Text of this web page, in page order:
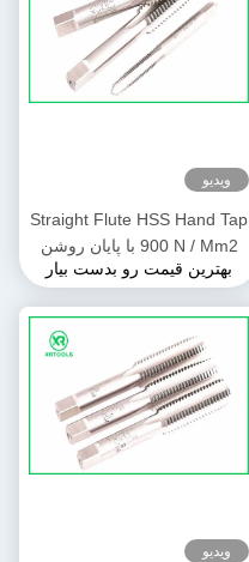
ویدیو
Straight Flute HSS Hand Tap
900 N / Mm2 با پایان روشن
بهترین قیمت رو بدست بیار
ویدیو